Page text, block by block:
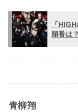
「
順番は
青柳翔